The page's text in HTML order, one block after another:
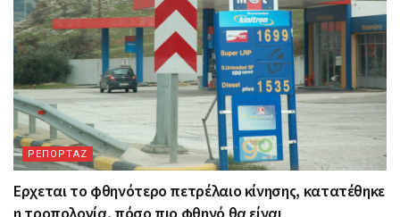
ΡΕΠΟΡΤΑΖ
Ερχεται το φθηνότερο πετρέλαιο κίνησης, κατατέθηκε
η τροπολογία, πόσο πιο φθηνό θα είναι